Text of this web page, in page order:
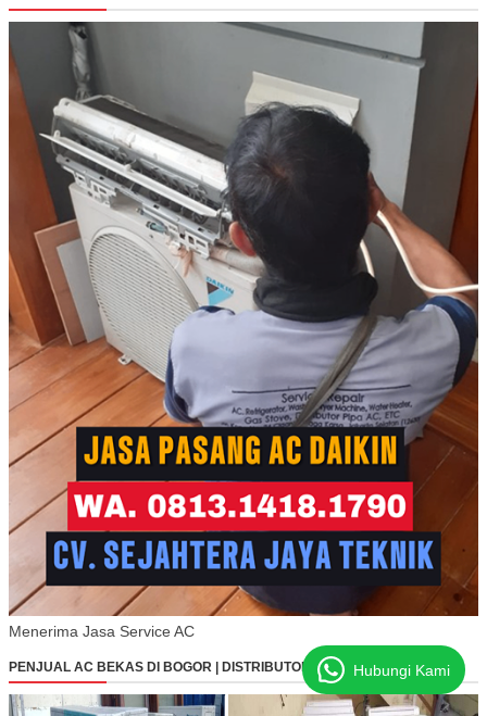
Menerima Jasa Service AC
PENJUAL AC BEKAS DI BOGOR | DISTRIBUTOR AC BEKAS DI BOGOR
Hubungi Kami